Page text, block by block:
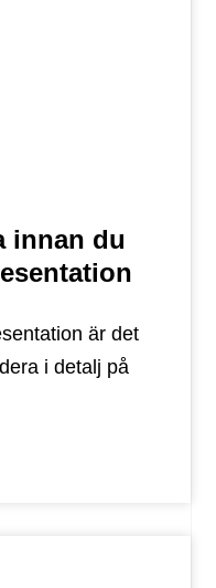
innan du
är det
i detalj på